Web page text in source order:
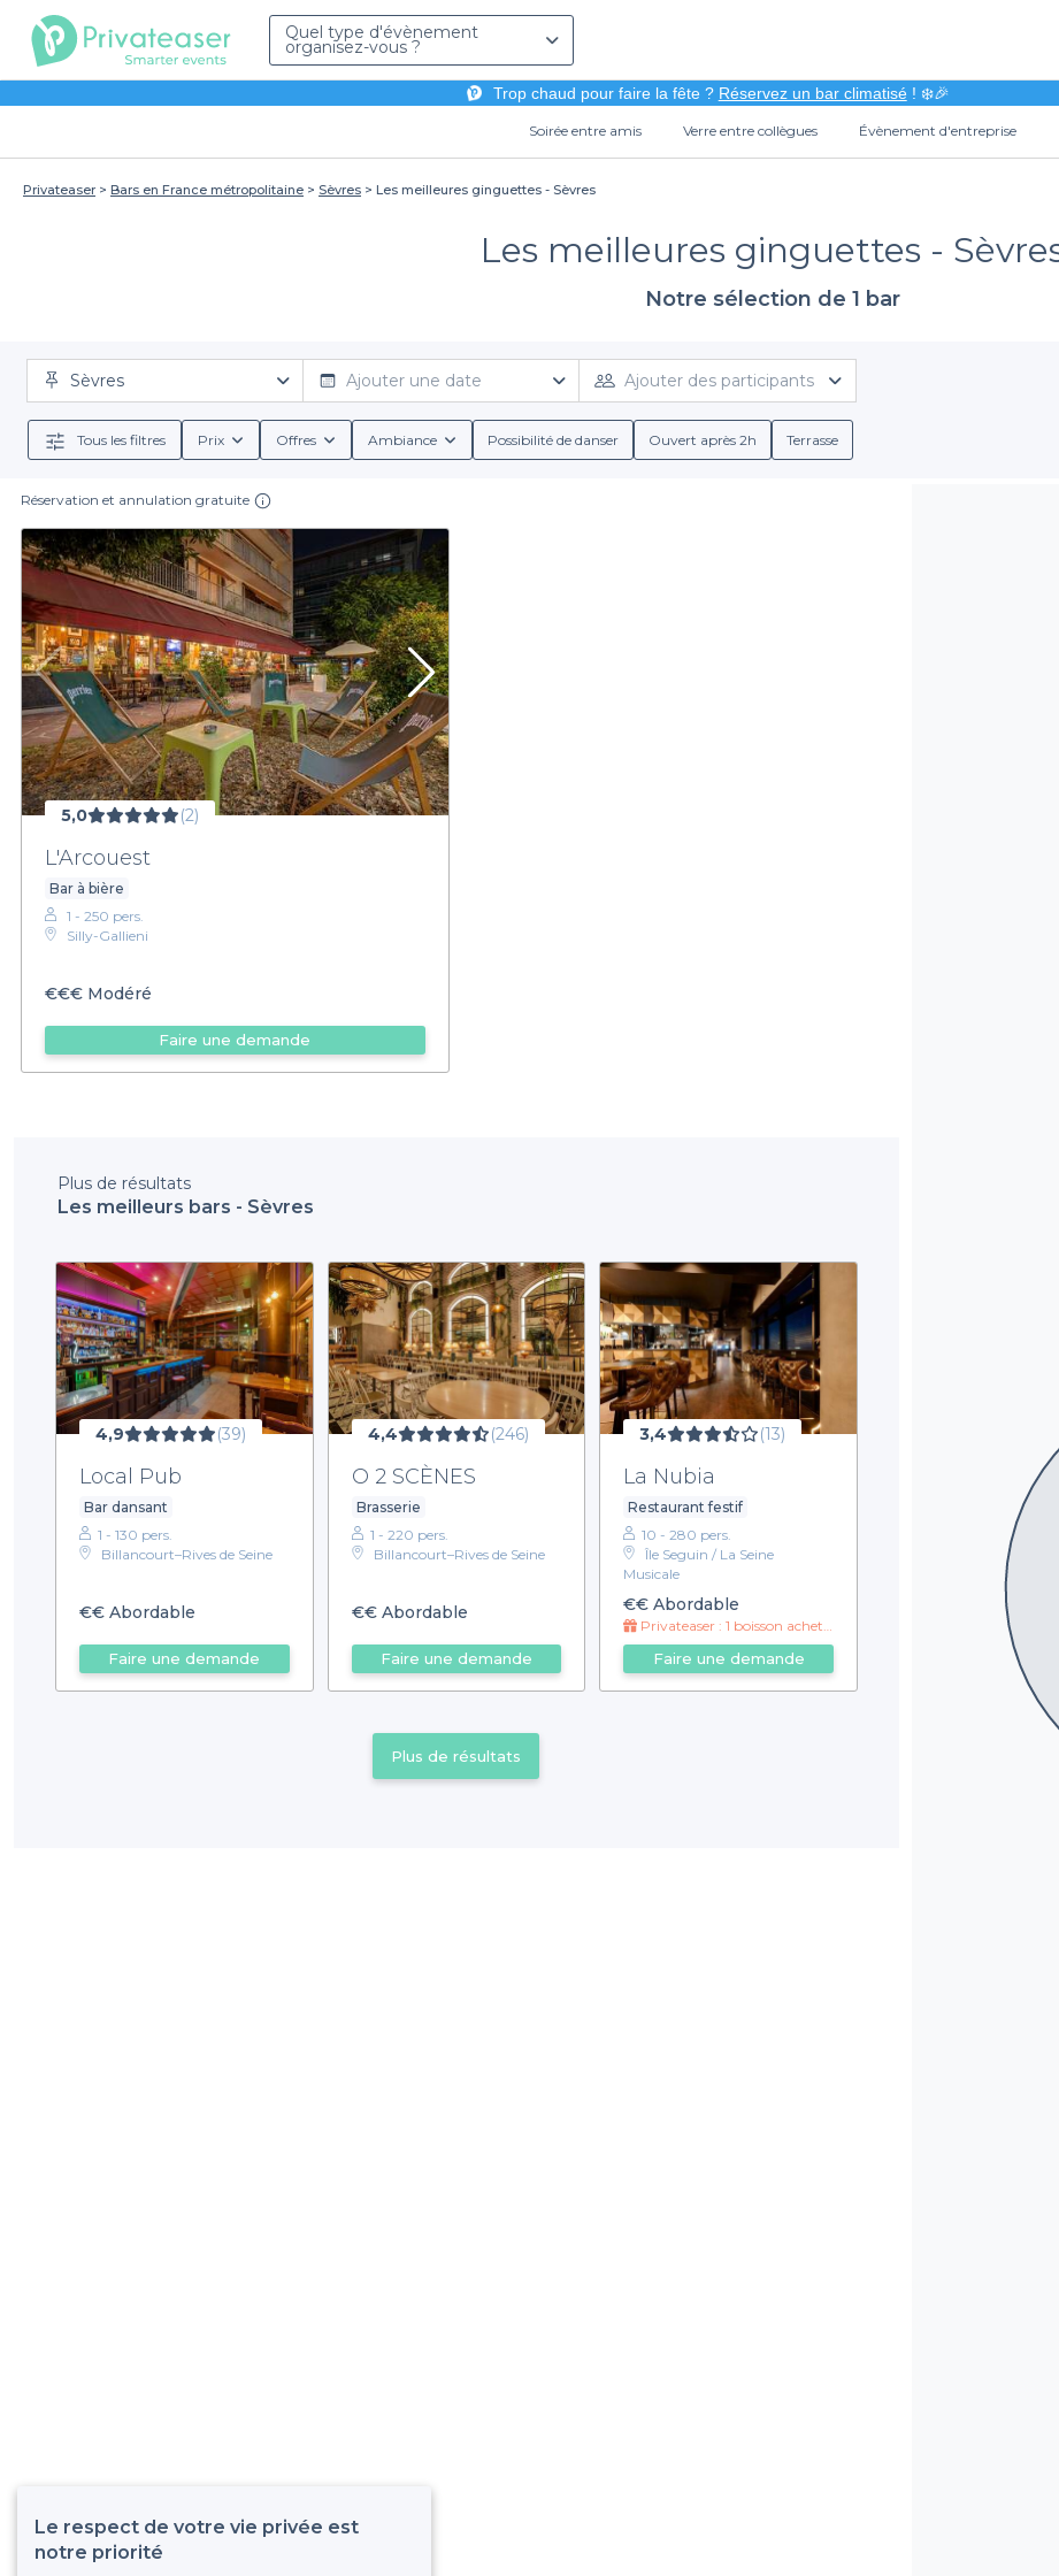
Quel type d'évènement
organisez-vous ?
Trop chaud pour faire la fête ? Réservez un bar climatisé! ❄️🎉
Soirée entre amis Verre entre collègues Évènement d'entreprise
Privateaser Bars en France métropolitaine Sèvres Les meilleures ginguettes - Sèvres
Les meilleures ginguettes -
Notre sélection de 1 bar
Sèvres Ajouter une date Ajouter des participants
Tous les filtres Prix Offres Ambiance Possibilité de danser Ouvert après 2h Terrasse
Réservation et annulation gratuite
5,0 (2)
L'Arcouest
Bar à bière
1 - 250 pers.
Silly-Gallieni
€€€ Modéré
Faire une demande
Plus de résultats
Les meilleurs bars - Sèvres
4,9 (39)
Local Pub
Bar dansant
1 - 130 pers.
Billancourt–Rives de Seine
€€ Abordable
Faire une demande
4,4 (246)
O 2 SCÈNES
Brasserie
1 - 220 pers.
Billancourt–Rives de Seine
€€Abordable
Faire une demande
3,4 (13)
La Nubia
Restaurant festif
10 - 280 pers.
Île Seguin / La Seine
Musicale
€€ Abordable
Privateaser : 1 boisson achetée = 1 boisson offerte !
Faire une demande
Plus de résultats
Le respect de votre vie privée est
notre priorité